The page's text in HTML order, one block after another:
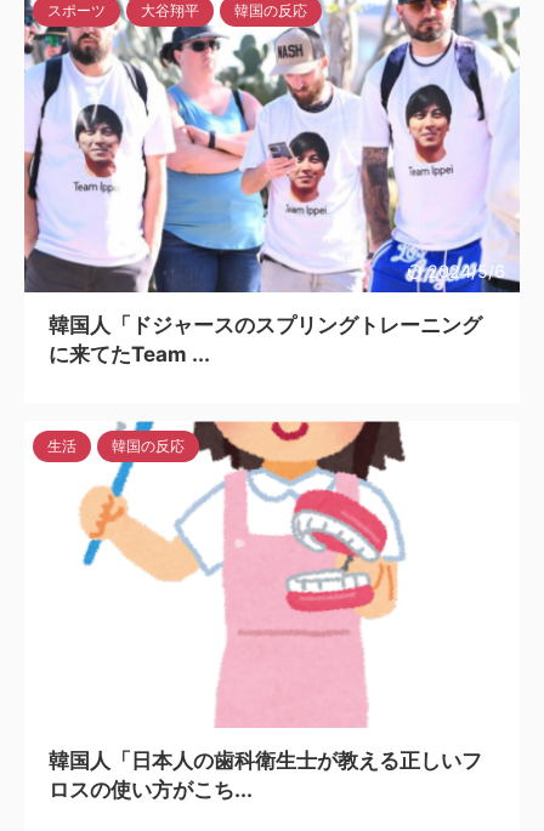
2024/5/6
スポーツ 大谷翔平 韓国の反応
韓国人「ドジャースのスプリングトレーニング
に来てたTeam ...
生活 韓国の反応
韓国人「日本人の歯科衛生士が教える正しいフ
ロスの使い方がこち...